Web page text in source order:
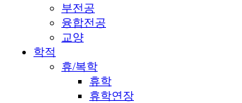
부전공
융합전공
교양
학적
휴/복학
휴학
휴학연장